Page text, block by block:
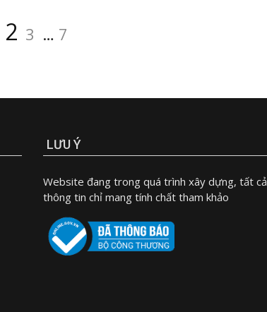
Page
2 Page
3 … Page
7
LƯU Ý
Website đang trong quá trình xây dựng, tất cả
thông tin chỉ mang tính chất tham khảo